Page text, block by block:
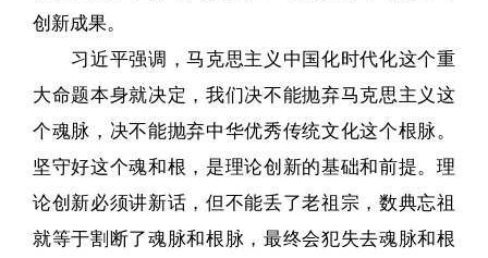
创新成果。
习近平强调，马克思主义中国化时代化这个重
大命题本身就决定，我们决不能抛弃马克思主义这
个魂脉，决不能抛弃中华优秀传统文化这个根脉。
坚守好这个魂和根，是理论创新的基础和前提。理
论创新必须讲新话，但不能丢了老祖宗，数典忘祖
就等于割断了魂脉和根脉，最终会犯失去魂脉和根